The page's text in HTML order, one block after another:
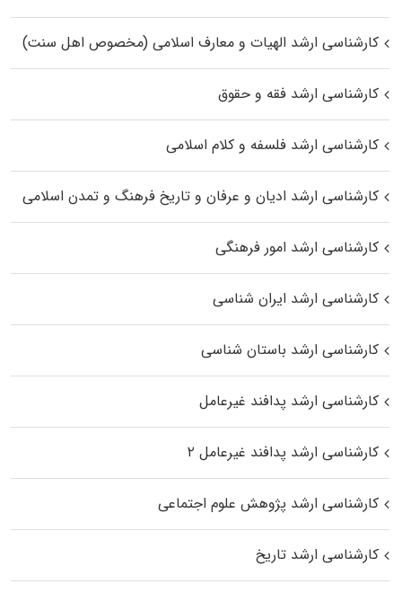
کارشناسی ارشد الهیات و معارف اسلامی (مخصوص اهل سنت)
کارشناسی ارشد فقه و حقوق
کارشناسی ارشد فلسفه و کلام اسلامی
کارشناسی ارشد ادیان و عرفان و تاریخ فرهنگ و تمدن اسلامی
کارشناسی ارشد امور فرهنگی
کارشناسی ارشد ایران شناسی
کارشناسی ارشد باستان شناسی
کارشناسی ارشد پدافند غیرعامل
کارشناسی ارشد پدافند غیرعامل ۲
کارشناسی ارشد پژوهش علوم اجتماعی
کارشناسی ارشد تاریخ